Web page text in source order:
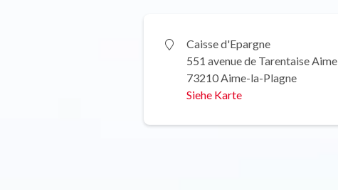
Caisse d'Epargne
551 avenue de Tarentaise Aime
73210 Aime-la-Plagne
Siehe Karte